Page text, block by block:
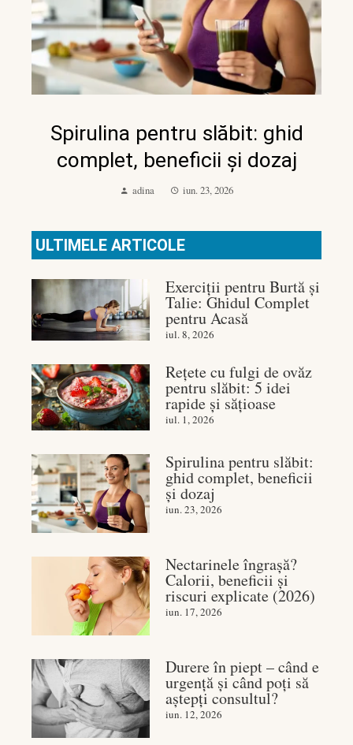
Spirulina pentru slăbit: ghid
complet, beneficii și dozaj
adina iun. 23, 2026
ULTIMELE ARTICOLE
Exerciții pentru Burtă și
Talie: Ghidul Complet
pentru Acasă
iul. 8, 2026
Rețete cu fulgi de ovăz
pentru slăbit: 5 idei
rapide și sățioase
iul. 1, 2026
Spirulina pentru slăbit:
ghid complet, beneficii
și dozaj
iun. 23, 2026
Nectarinele îngrașă?
Calorii, beneficii și
riscuri explicate (2026)
iun. 17, 2026
Durere în piept – când e
urgență și când poți să
aștepți consultul?
iun. 12, 2026